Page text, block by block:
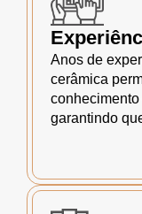
Anos de
cerâmica
garantindo